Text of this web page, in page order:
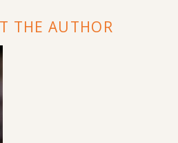
THE AUTHOR